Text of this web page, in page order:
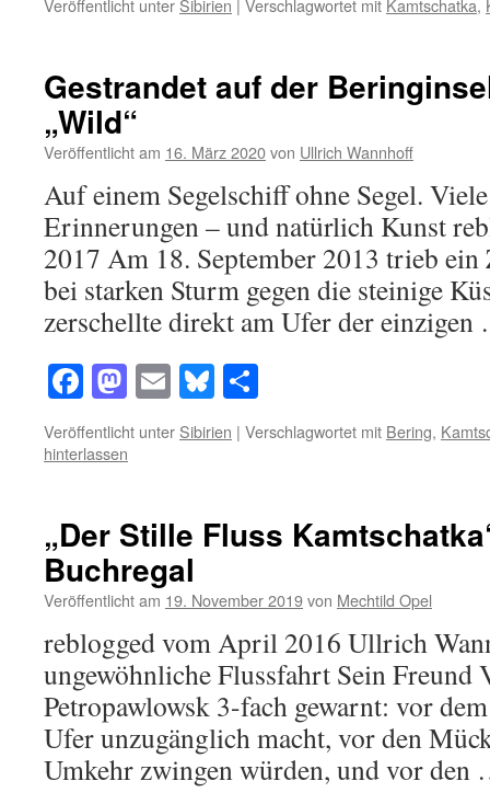
Veröffentlicht unter Sibirien Verschlagwortet mit Kamtschatka,
Gestrandet auf der
„Wild“
Veröffentlicht am 16. März 2020von Ullrich Wannhoff
Auf einem Segelschiff ohne Segel.
Erinnerungen – und natürlich Kunst
2017 Am 18. September 2013 trieb
bei starken Sturm gegen die steinige
zerschellte direkt am Ufer der
Facebook
Mastodon
EmailBluesky
Veröffentlicht unter Sibirien | Verschlagwortet mit Bering,
hinterlassen
„Der Stille Fluss
Buchregal
Veröffentlicht am 19. November 2019von Mechtild Opel
reblogged vom April 2016 Ullrich
ungewöhnliche Flussfahrt Sein Freund
Petropawlowsk 3-fach gewarnt: vor
Ufer unzugänglich macht, vor den
Umkehr zwingen würden, und vor